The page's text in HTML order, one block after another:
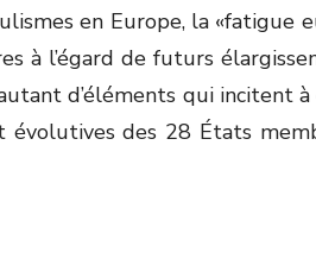
en Europe, la «fatigue
à l’égard de futurs
d’éléments qui incitent
des 28 États